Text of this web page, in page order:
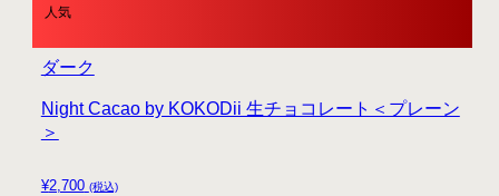
人気
¥2,700 (税込)
Night Cacao by KOKODii 生チョコレート＜プレーン
＞
ダーク